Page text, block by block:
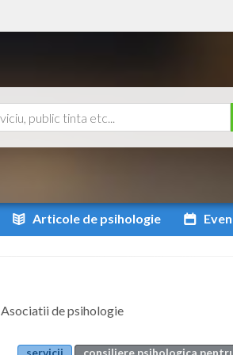
Articole de psihologie
Asociatii de psihologie
servicii
consiliere psihologica